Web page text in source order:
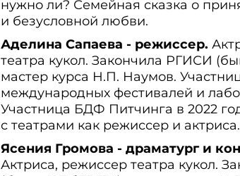
нужно ли? Семейная сказка о
и безусловной любви.
Аделина Сапаева - режиссер.
театра кукол. Закончила РГИСИ
мастер курса Н.П. Наумов.
международных фестивалей и
Участница БДФ Питчинга в 2022
с театрами как режиссер и актриса.
Ясения Громова - драматург и
Актриса, режиссер театра кукол.